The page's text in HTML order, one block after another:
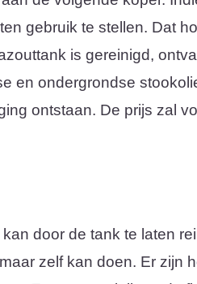
gebruik te stellen. Dat
is gereinigd,
en ondergrondse
ontstaan. De prijs zal
door de tank te laten
zelf kan doen. Er zijn